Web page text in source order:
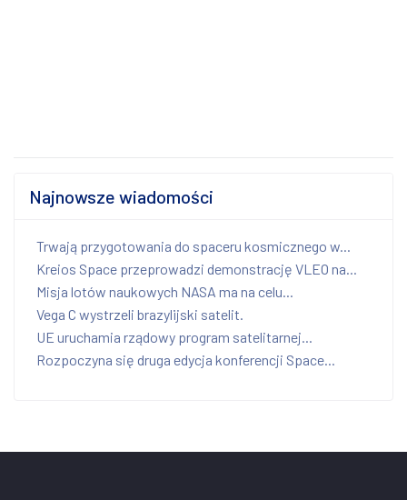
Najnowsze wiadomości
Trwają przygotowania do spaceru kosmicznego w...
Kreios Space przeprowadzi demonstrację VLEO na...
Misja lotów naukowych NASA ma na celu...
Vega C wystrzeli brazylijski satelit.
UE uruchamia rządowy program satelitarnej...
Rozpoczyna się druga edycja konferencji Space...